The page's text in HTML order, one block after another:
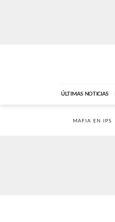
ÚLTIMAS NOTICIAS
MAFIA EN IPS